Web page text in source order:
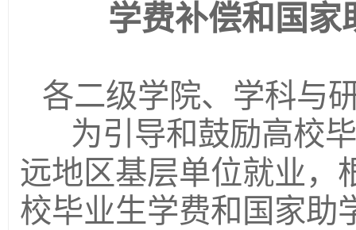
学费补偿和国家
各二级学院、学科与
为引导和鼓励高校
远地区基层单位就业，
校毕业生学费和国家助